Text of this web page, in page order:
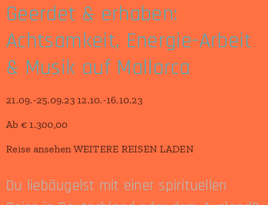
Geerdet & erhaben:
Achtsamkeit, Energie-Arbeit
& Musik auf Mallorca
21.09.-25.09.23 12.10.-16.10.23
Ab € 1.300,00
Reise ansehen WEITERE REISEN LADEN
Du liebäugelst mit einer spirituellen